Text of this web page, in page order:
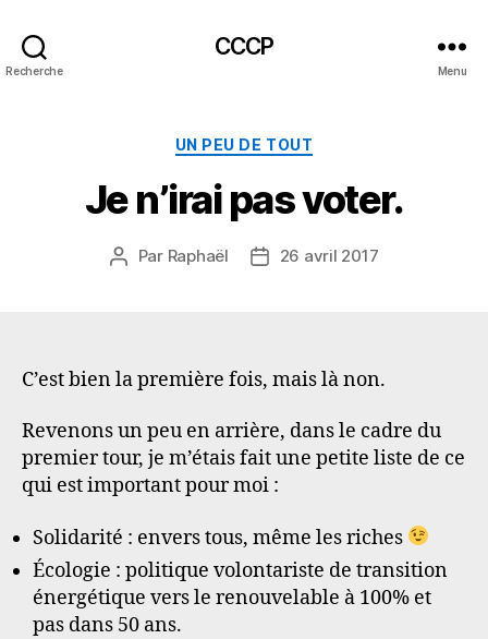
Recherche
CCCP
Menu
Catégories
UN PEU DE TOUT
Je n’irai pas voter.
Auteur
Par Raphaël
Date26 avril 2017
C’est bien la première fois, mais là non.
Revenons un peu en arrière, dans le cadre du
premier tour, je m’étais fait une petite liste de ce
qui est important pour moi :
Solidarité : envers tous, même les riches
Écologie : politique volontariste de transition
énergétique vers le renouvelable à 100% et
pas dans 50 ans.